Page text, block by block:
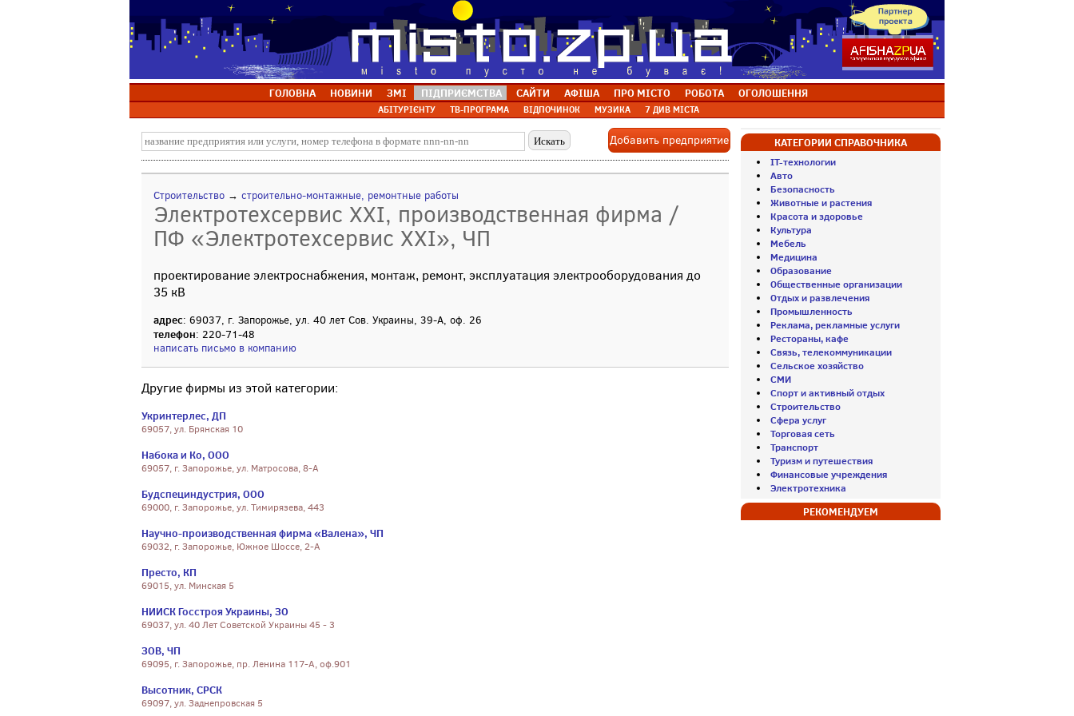
ГОЛОВНА НОВИНИ ЗМІ ПІДПРИЄМСТВА САЙТИ АФІША ПРО МІСТО РОБОТА ОГОЛОШЕННЯ
АБІТУРІЄНТУ ТВ-ПРОГРАМА ВІДПОЧИНОК МУЗИКА 7 ДИВ МІСТА
Добавить предприятие
Строительство → строительно-монтажные, ремонтные работы
Электротехсервис ХХІ, производственная фирма /
ПФ «Электротехсервис ХХІ», ЧП
проектирование электроснабжения, монтаж, ремонт, эксплуатация электрооборудования до
35 кВ
адрес: 69037, г. Запорожье, ул. 40 лет Сов. Украины, 39-А, оф. 26
телефон: 220-71-48
написать письмо в компанию
Другие фирмы из этой категории:
Укринтерлес, ДП
69057, ул. Брянская 10
Набока и Ко, ООО
69057, г. Запорожье, ул. Матросова, 8-А
Будспециндустрия, ООО
69000, г. Запорожье, ул. Тимирязева, 443
Научно-производственная фирма «Валена», ЧП
69032, г. Запорожье, Южное Шоссе, 2-А
Престо, КП
69015, ул. Минская 5
НИИСК Госстроя Украины, ЗО
69037, ул. 40 Лет Советской Украины 45 - 3
ЗОВ, ЧП
69095, г. Запорожье, пр. Ленина 117-А, оф.901
Высотник, СРСК
69097, ул. Заднепровская 5
КАТЕГОРИИ СПРАВОЧНИКА
IT-технологии
Авто
Безопасность
Животные и растения
Красота и здоровье
Культура
Мебель
Медицина
Образование
Общественные организации
Отдых и развлечения
Промышленность
Реклама, рекламные услуги
Рестораны, кафе
Связь, телекоммуникации
Сельское хозяйство
СМИ
Спорт и активный отдых
Строительство
Сфера услуг
Торговая сеть
Транспорт
Туризм и путешествия
Финансовые учреждения
Электротехника
РЕКОМЕНДУЕМ